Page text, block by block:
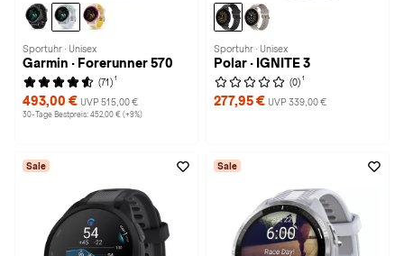
Sportuhr · Unisex
Garmin · Forerunner 570
(71) 1
493,00 € UVP 515,00 €
30-Tage Bestpreis: 452,00 € (+9%)
Sportuhr · Unisex
Polar · IGNITE 3
(0) 1
277,95 € UVP 339,00 €
Sale Sale